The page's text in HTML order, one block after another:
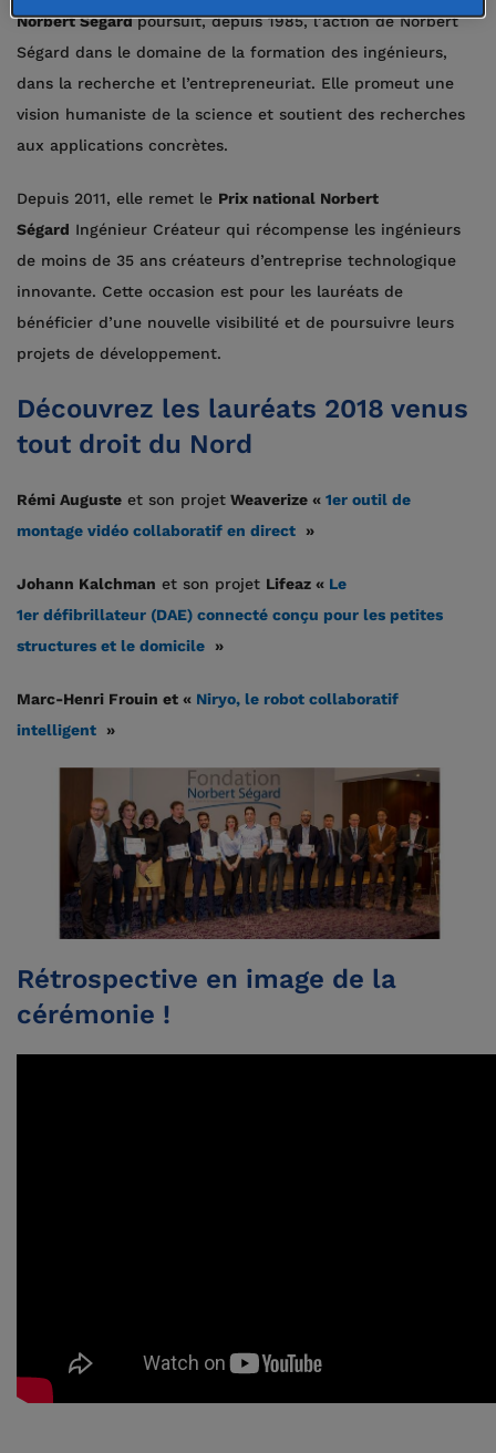
Norbert Ségardpoursuit, depuis 1985, l’action de Norbert
Ségard dans le domaine de la formation des ingénieurs,
dans la recherche et l’entrepreneuriat. Elle promeut une
vision humaniste de la science et soutient des recherches
aux applications concrètes.
Depuis 2011, elle remet le Prix national Norbert
Ségard Ingénieur Créateur qui récompense les ingénieurs
de moins de 35 ans créateurs d’entreprise technologique
innovante. Cette occasion est pour les lauréats de
bénéficier d’une nouvelle visibilité et de poursuivre leurs
projets de développement.
Découvrez les lauréats 2018 venus
tout droit du Nord
Rémi Auguste et son projet Weaverize « 1er outil de
montage vidéo collaboratif en direct
»
Johann Kalchman et son projet Lifeaz « Le
1er défibrillateur (DAE) connecté conçu pour les petites
structures et le domicile
»
Marc-Henri Frouin et « Niryo, le robot collaboratif
intelligent
»
Rétrospective en image de la
cérémonie !